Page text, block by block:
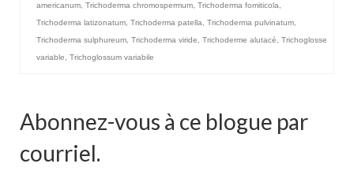
americanum, Trichoderma chromospermum, Trichoderma fomiticola,
Trichoderma latizonatum, Trichoderma patella, Trichoderma pulvinatum,
Trichoderma sulphureum, Trichoderma viride, Trichoderme alutacé, Trichoglosse
variable, Trichoglossum variabile
Abonnez-vous à ce blogue par
courriel.